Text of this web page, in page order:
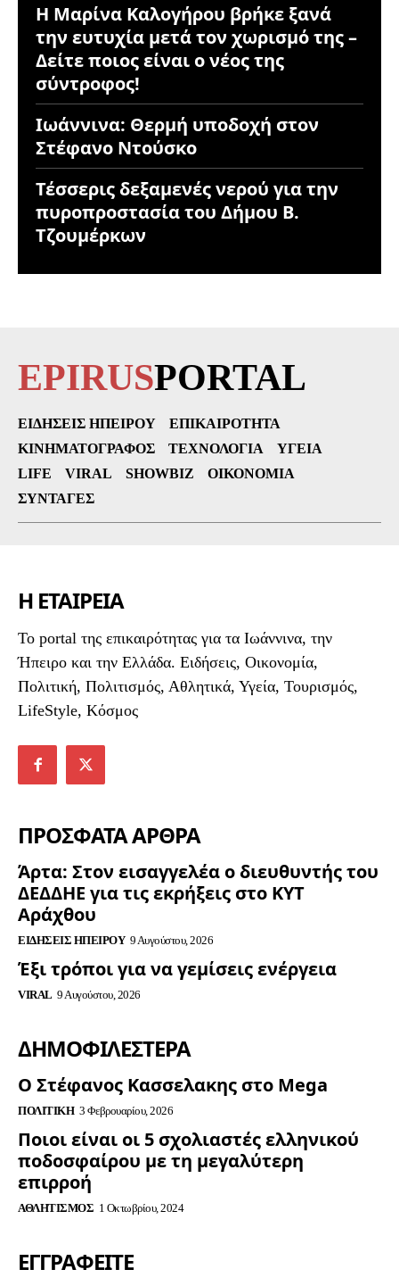
Η Μαρίνα Καλογήρου βρήκε ξανά
την ευτυχία μετά τον χωρισμό της –
Δείτε ποιος είναι ο νέος της
σύντροφος!
Ιωάννινα: Θερμή υποδοχή στον
Στέφανο Ντούσκο
Τέσσερις δεξαμενές νερού για την
πυροπροστασία του Δήμου Β.
Τζουμέρκων
EPIRUSPORTAL
ΕΙΔΉΣΕΙΣ ΗΠΕΊΡΟΥ
ΕΠΙΚΑΙΡΌΤΗΤΑ
ΚΙΝΗΜΑΤΟΓΡΆΦΟΣ
ΤΕΧΝΟΛΟΓΊΑ
ΥΓΕΊΑ
LIFE
VIRAL SHOWBIZ
ΟΙΚΟΝΟΜΊΑ
ΣΥΝΤΑΓΈΣ
Η ΕΤΑΙΡΕΙΑ
To portal της επικαιρότητας για τα Ιωάννινα, την
Ήπειρο και την Ελλάδα. Ειδήσεις, Οικονομία,
Πολιτική, Πολιτισμός, Αθλητικά, Υγεία, Τουρισμός,
LifeStyle, Κόσμος
ΠΡΟΣΦΑΤΑ ΑΡΘΡΑ
Άρτα: Στον εισαγγελέα ο διευθυντής του
ΔΕΔΔΗΕ για τις εκρήξεις στο ΚΥΤ
Αράχθου
ΕΙΔΉΣΕΙΣ ΗΠΕΊΡΟΥ 9 Αυγούστου, 2026
Έξι τρόποι για να γεμίσεις ενέργεια
VIRAL 9 Αυγούστου, 2026
ΔΗΜΟΦΙΛΈΣΤΕΡΑ
Ο Στέφανος Κασσελακης στο Mega
ΠΟΛΙΤΙΚΉ 3 Φεβρουαρίου, 2026
Ποιοι είναι οι 5 σχολιαστές ελληνικού
ποδοσφαίρου με τη μεγαλύτερη
επιρροή
ΑΘΛΗΤΙΣΜΌΣ 1 Οκτωβρίου, 2024
ΕΓΓΡΑΦΕΊΤΕ